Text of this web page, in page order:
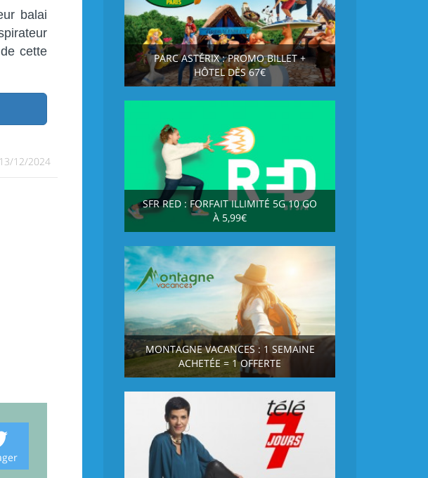
balai
cette
13/12/2024
PARC ASTÉRIX : PROMO BILLET +
HÔTEL DÈS 67€
SFR RED : FORFAIT ILLIMITÉ 5G 10 GO
À 5,99€
MONTAGNE VACANCES : 1 SEMAINE
ACHETÉE = 1 OFFERTE